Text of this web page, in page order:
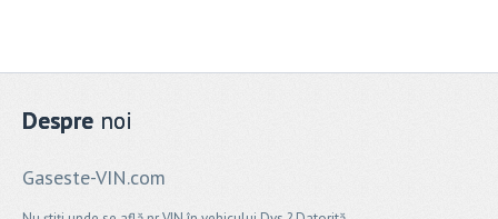
Despre noi
Gaseste-VIN.com